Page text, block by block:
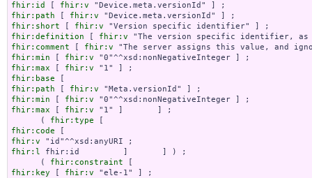
fhir:id
[ fhir:v
fhir:path [ fhir:v
fhir:short [ fhir:v
fhir:definition [ fhir:v
fhir:comment [ fhir:v
fhir:min [ fhir:v
fhir:max [ fhir:v
fhir:base
fhir:path [ fhir:v
fhir:min [ fhir:v
fhir:max [ fhir:v "1" ]       ] ;
      (
fhir:type
fhir:code
fhir:v
fhir:l fhir:id         ]       ] ) ;
      (
fhir:constraint
fhir:key [ fhir:v